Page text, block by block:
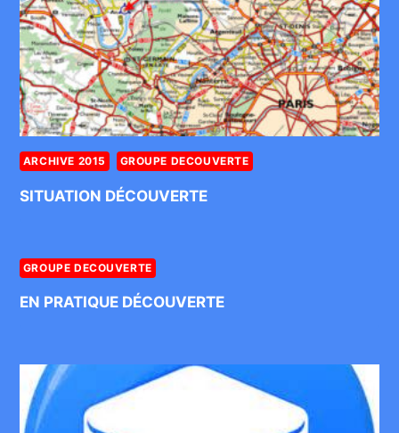
ARCHIVE 2015 GROUPE DECOUVERTE
SITUATION DÉCOUVERTE
GROUPE DECOUVERTE
EN PRATIQUE DÉCOUVERTE